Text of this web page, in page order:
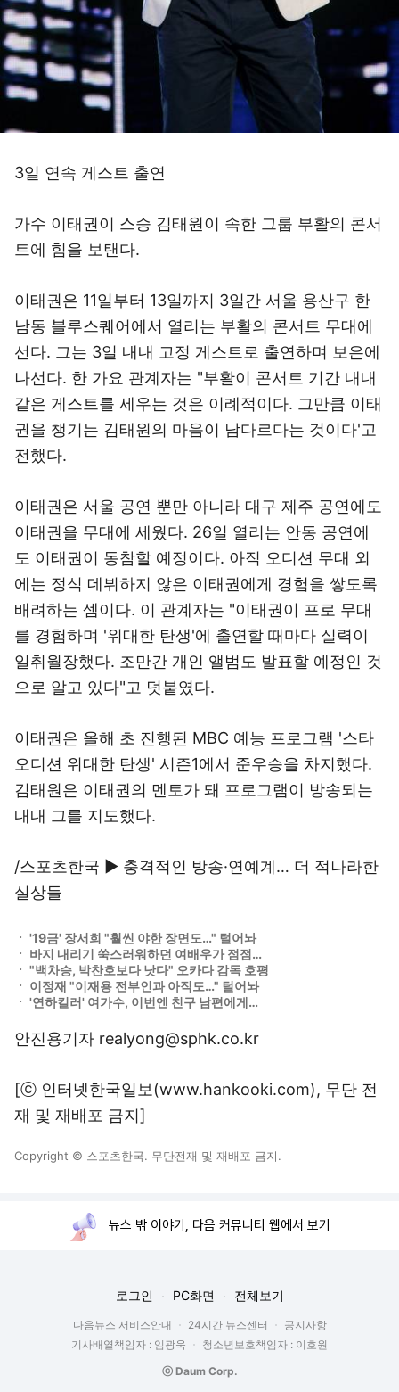
3일 연속 게스트 출연
가수 이태권이 스승 김태원이 속한 그룹 부활의 콘서
트에 힘을 보탠다.
이태권은 11일부터 13일까지 3일간 서울 용산구 한
남동 블루스퀘어에서 열리는 부활의 콘서트 무대에
선다. 그는 3일 내내 고정 게스트로 출연하며 보은에
나선다. 한 가요 관계자는 "부활이 콘서트 기간 내내
같은 게스트를 세우는 것은 이례적이다. 그만큼 이태
권을 챙기는 김태원의 마음이 남다르다는 것이다'고
전했다.
이태권은 서울 공연 뿐만 아니라 대구 제주 공연에도
이태권을 무대에 세웠다. 26일 열리는 안동 공연에
도 이태권이 동참할 예정이다. 아직 오디션 무대 외
에는 정식 데뷔하지 않은 이태권에게 경험을 쌓도록
배려하는 셈이다. 이 관계자는 "이태권이 프로 무대
를 경험하며 '위대한 탄생'에 출연할 때마다 실력이
일취월장했다. 조만간 개인 앨범도 발표할 예정인 것
으로 알고 있다"고 덧붙였다.
이태권은 올해 초 진행된 MBC 예능 프로그램 '스타
오디션 위대한 탄생' 시즌1에서 준우승을 차지했다.
김태원은 이태권의 멘토가 돼 프로그램이 방송되는
내내 그를 지도했다.
/스포츠한국 ▶ 충격적인 방송·연예계… 더 적나라한
실상들
ㆍ '19금' 장서희 "훨씬 야한 장면도…" 털어놔
ㆍ 바지 내리기 쑥스러워하던 여배우가 점점…
ㆍ "백차승, 박찬호보다 낫다" 오카다 감독 호평
ㆍ 이정재 "이재용 전부인과 아직도…" 털어놔
ㆍ '연하킬러' 여가수, 이번엔 친구 남편에게…
안진용기자 realyong@sphk.co.kr
[ⓒ 인터넷한국일보(www.hankooki.com), 무단 전
재 및 재배포 금지]
Copyright © 스포츠한국. 무단전재 및 재배포 금지.
뉴스 밖 이야기, 다음 커뮤니티 웹에서 보기
로그인 PC화면 전체보기
다음뉴스 서비스안내 24시간 뉴스센터
공지사항
기사배열책임자 : 임광욱
청소년보호책임자 : 이호원
ⓒ Daum Corp.